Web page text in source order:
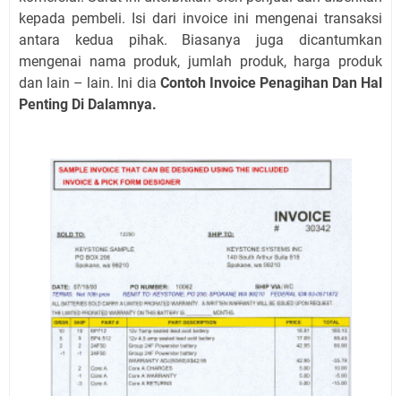
kepada pembeli. Isi dari invoice ini mengenai transaksi
antara kedua pihak. Biasanya juga dicantumkan
mengenai nama produk, jumlah produk, harga produk
dan lain – lain. Ini dia Contoh Invoice Penagihan Dan Hal
Penting Di Dalamnya.